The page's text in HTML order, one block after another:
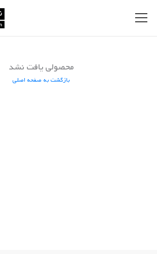
محصولی یافت نشد
بازگشت به صفحه اصلی